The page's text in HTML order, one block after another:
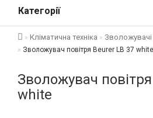
Категорії
Кліматична техніка Зволожувачі
Зволожувач повітря Beurer LB 37 white
Зволожувач
white